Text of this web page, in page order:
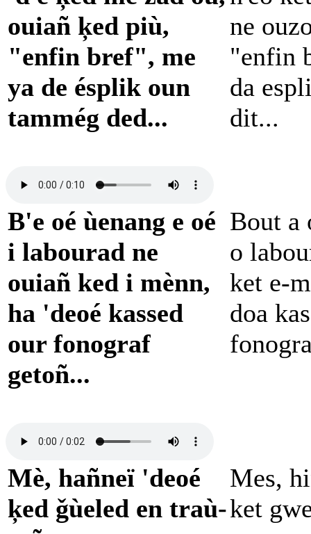
ouiañ ķed più,
"enfin bref", me
ya de ésplik oun
tammég ded...
ne
"enfin
da
dit...
B'e oé ùenang e oé
i labourad ne
ouiañ ked i mènn,
ha 'deoé kassed
our fonograf
getoñ...
Bout a
o
ket e-
doa
Mè, hañneï 'deoé
ķed ǧùeled en traù-
Mes,
ket